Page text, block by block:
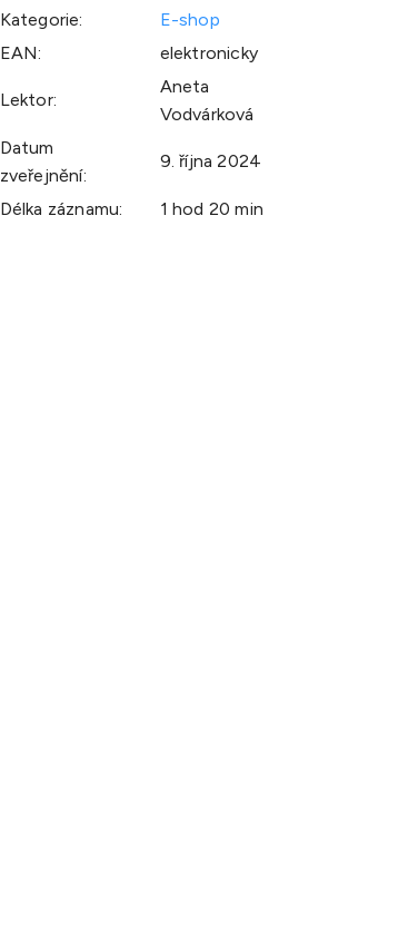
Kategorie:
E-shop
EAN: elektronicky
Lektor:
Aneta
Vodvárková
Datum
zveřejnění:
9. října 2024
Délka záznamu: 1 hod 20 min